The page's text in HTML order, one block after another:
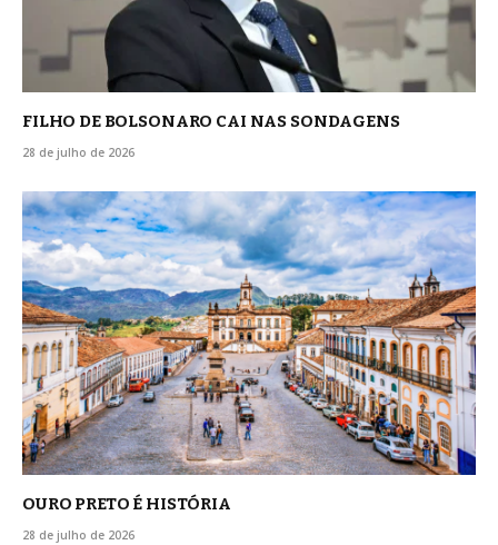
FILHO DE BOLSONARO CAI NAS SONDAGENS
28 de julho de 2026
OURO PRETO É HISTÓRIA
28 de julho de 2026